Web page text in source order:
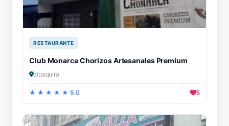
RESTAURANTE
Club Monarca Chorizos Artesanales Premium
zipaquira
5.0 5